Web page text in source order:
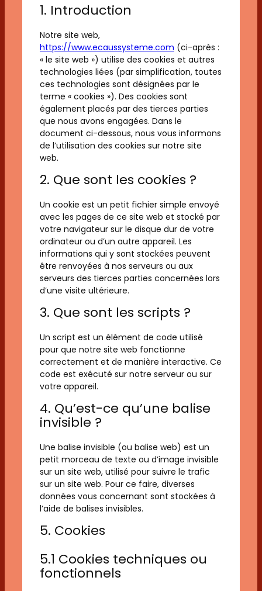
1. Introduction
Notre site web,
https://www.ecaussysteme.com (ci-après :
« le site web ») utilise des cookies et autres
technologies liées (par simplification, toutes
ces technologies sont désignées par le
terme « cookies »). Des cookies sont
également placés par des tierces parties
que nous avons engagées. Dans le
document ci-dessous, nous vous informons
de l’utilisation des cookies sur notre site
web.
2. Que sont les cookies ?
Un cookie est un petit fichier simple envoyé
avec les pages de ce site web et stocké par
votre navigateur sur le disque dur de votre
ordinateur ou d’un autre appareil. Les
informations qui y sont stockées peuvent
être renvoyées à nos serveurs ou aux
serveurs des tierces parties concernées lors
d’une visite ultérieure.
3. Que sont les scripts ?
Un script est un élément de code utilisé
pour que notre site web fonctionne
correctement et de manière interactive. Ce
code est exécuté sur notre serveur ou sur
votre appareil.
4. Qu’est-ce qu’une balise
invisible ?
Une balise invisible (ou balise web) est un
petit morceau de texte ou d’image invisible
sur un site web, utilisé pour suivre le trafic
sur un site web. Pour ce faire, diverses
données vous concernant sont stockées à
l’aide de balises invisibles.
5. Cookies
5.1 Cookies techniques ou
fonctionnels